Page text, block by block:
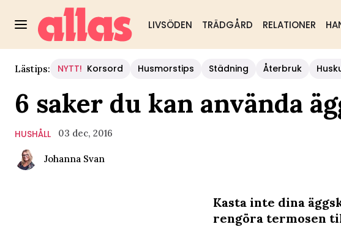
LIVSÖDEN TRÄDGÅRD RELATIONER
Lästips: NYTT! Korsord Husmorstips Städning Återbruk
6 saker du kan använda
HUSHÅLL 03 dec, 2016
Johanna Svan
Kasta inte dina
rengöra termosen